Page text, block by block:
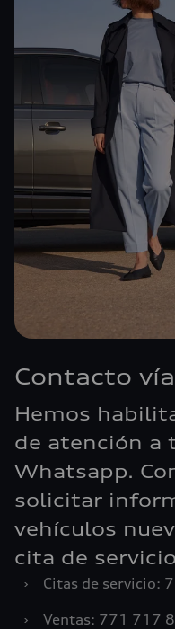
Contacto
Hemos
de atención a
Whatsapp.
solicitar
vehículos
cita de
›
Citas de servicio:
›
Ventas: 771 717